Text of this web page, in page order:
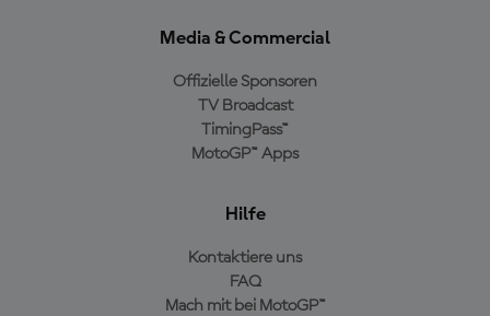
Media & Commercial
Offizielle Sponsoren
TV Broadcast
TimingPass™
MotoGP™ Apps
Hilfe
Kontaktiere uns
FAQ
Mach mit bei MotoGP™